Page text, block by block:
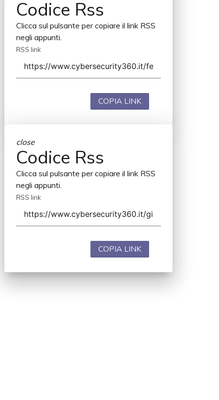
Codice Rss
Clicca sul pulsante per copiare il link RSS
negli appunti.
RSS link
COPIA LINK
close
Codice Rss
Clicca sul pulsante per copiare il link RSS
negli appunti.
RSS link
COPIA LINK